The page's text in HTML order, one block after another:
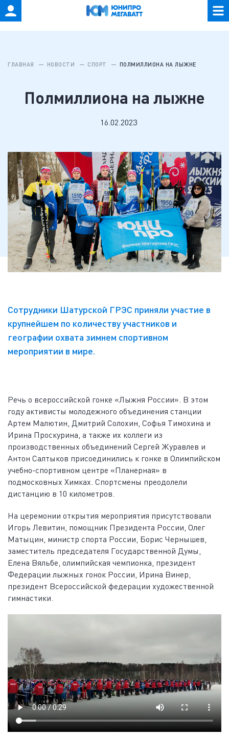
ГЛАВНАЯ НОВОСТИ СПОРТ ПОЛМИЛЛИОНА НА ЛЫЖНЕ
Полмиллиона на лыжне
16.02.2023
Сотрудники Шатурской ГРЭС приняли участие в
крупнейшем по количеству участников и
географии охвата зимнем спортивном
мероприятии в мире.
Речь о всероссийской гонке «Лыжня России». В этом
году активисты молодежного объединения станции
Артем Малютин, Дмитрий Солохин, Софья Тимохина и
Ирина Проскурина, а также их коллеги из
производственных объединений Сергей Журавлев и
Антон Салтыков присоединились к гонке в Олимпийском
учебно-спортивном центре «Планерная» в
подмосковных Химках. Спортсмены преодолели
дистанцию в 10 километров.
На церемонии открытия мероприятия присутствовали
Игорь Левитин, помощник Президента России, Олег
Матыцин, министр спорта России, Борис Чернышев,
заместитель председателя Государственной Думы,
Елена Вяльбе, олимпийская чемпионка, президент
Федерации лыжных гонок России, Ирина Винер,
президент Всероссийской федерации художественной
гимнастики.